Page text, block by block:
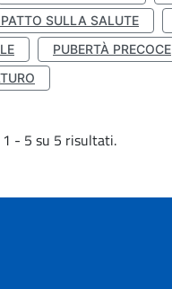
SULLA SALUTE
PUBERTÀ PRECOCE
- 5 su 5 risultati.